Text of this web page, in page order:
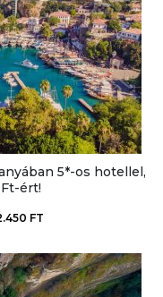
5*-os hotellel,
ért!
FT